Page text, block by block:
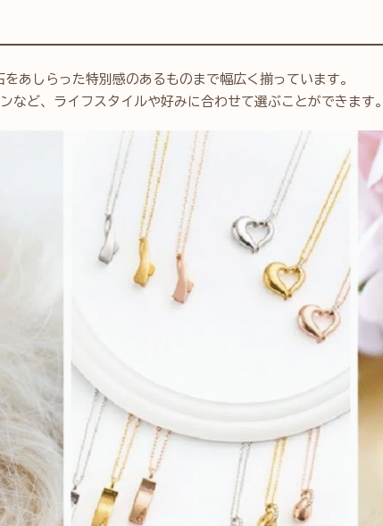
あしらった特別感のあるものまで幅広く揃っています。
など、ライフスタイルや好みに合わせて選ぶことができます。